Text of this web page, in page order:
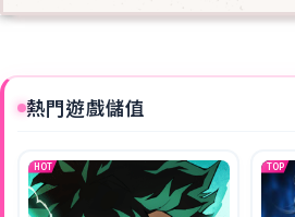
熱門遊戲儲值
HOT TOP